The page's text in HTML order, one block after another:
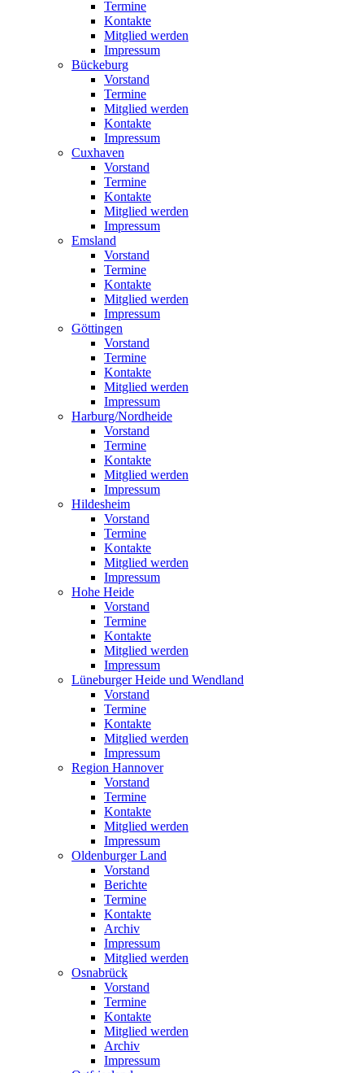
Termine
Kontakte
Mitglied werden
Impressum
Bückeburg
Vorstand
Termine
Mitglied werden
Kontakte
Impressum
Cuxhaven
Vorstand
Termine
Kontakte
Mitglied werden
Impressum
Emsland
Vorstand
Termine
Kontakte
Mitglied werden
Impressum
Göttingen
Vorstand
Termine
Kontakte
Mitglied werden
Impressum
Harburg/Nordheide
Vorstand
Termine
Kontakte
Mitglied werden
Impressum
Hildesheim
Vorstand
Termine
Kontakte
Mitglied werden
Impressum
Hohe Heide
Vorstand
Termine
Kontakte
Mitglied werden
Impressum
Lüneburger Heide und Wendland
Vorstand
Termine
Kontakte
Mitglied werden
Impressum
Region Hannover
Vorstand
Termine
Kontakte
Mitglied werden
Impressum
Oldenburger Land
Vorstand
Berichte
Termine
Kontakte
Archiv
Impressum
Mitglied werden
Osnabrück
Vorstand
Termine
Kontakte
Mitglied werden
Archiv
Impressum